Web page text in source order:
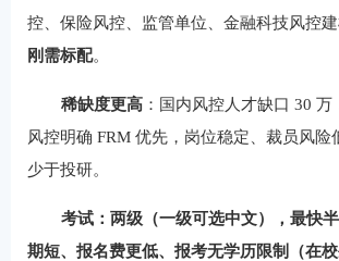
控、保险风控、监管单位、金融科技风控建
刚需标配。
稀缺度更高：国内风控人才缺口 30 万
风控明确 FRM 优先，岗位稳定、裁员风险
少于投研。
考试：两级（一级可选中文），最快
期短、报名费更低、报考无学历限制（在校